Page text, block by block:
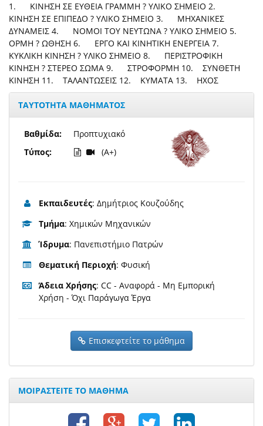
1. ΚΙΝΗΣΗ ΣΕ ΕΥΘΕΙΑ ΓΡΑΜΜΗ ? ΥΛΙΚΟ ΣΗΜΕΙΟ 2.
ΚΙΝΗΣΗ ΣΕ ΕΠΙΠΕΔΟ ? ΥΛΙΚΟ ΣΗΜΕΙΟ 3. ΜΗΧΑΝΙΚΕΣ
ΔΥΝΑΜΕΙΣ 4. ΝΟΜΟΙ ΤΟΥ ΝΕΥΤΩΝΑ ? ΥΛΙΚΟ ΣΗΜΕΙΟ 5.
ΟΡΜΗ ? ΩΘΗΣΗ 6. ΕΡΓΟ ΚΑΙ ΚΙΝΗΤΙΚΗ ΕΝΕΡΓΕΙΑ 7.
ΚΥΚΛΙΚΗ ΚΙΝΗΣΗ ? ΥΛΙΚΟ ΣΗΜΕΙΟ 8. ΠΕΡΙΣΤΡΟΦΙΚΗ
ΚΙΝΗΣΗ ? ΣΤΕΡΕΟ ΣΩΜΑ 9. ΣΤΡΟΦΟΡΜΗ 10. ΣΥΝΘΕΤΗ
ΚΙΝΗΣΗ 11. ΤΑΛΑΝΤΩΣΕΙΣ 12. ΚΥΜΑΤΑ 13. ΗΧΟΣ
ΤΑΥΤΟΤΗΤΑ ΜΑΘΗΜΑΤΟΣ
Βαθμίδα:
Τύπος:
Προπτυχιακό
(A+)
Εκπαιδευτές: Δημήτριος Κουζούδης
Τμήμα: Χημικών Μηχανικών
Ίδρυμα: Πανεπιστήμιο Πατρών
Θεματική Περιοχή: Φυσική
Άδεια Χρήσης: CC - Αναφορά - Μη Εμπορική
Χρήση - Όχι Παράγωγα Έργα
Επισκεφτείτε το μάθημα
ΜΟΙΡΑΣΤΕΙΤΕ ΤΟ ΜΑΘΗΜΑ